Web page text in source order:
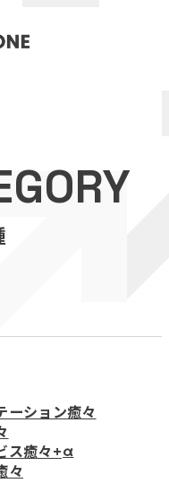
ション癒々
ーション癒々
ス癒々+α
々